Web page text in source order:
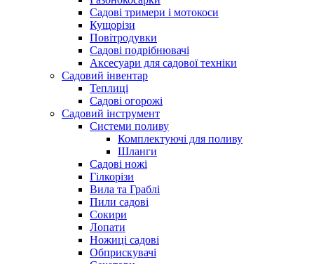
Садові тримери і мотокоси
Кущорізи
Повітродувки
Садові подрібнювачі
Аксесуари для садової техніки
Садовий інвентар
Теплиці
Садові огорожі
Садовий інструмент
Системи поливу
Комплектуючі для поливу
Шланги
Садові ножі
Гілкорізи
Вила та Граблі
Пили садові
Сокири
Лопати
Ножиці садові
Обприскувачі